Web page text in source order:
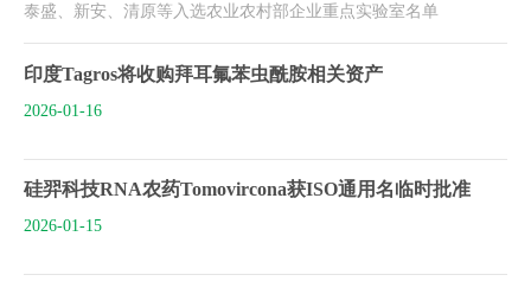
泰盛、新安、清原等入选农业农村部企业重点实验室名单
印度Tagros将收购拜耳氟苯虫酰胺相关资产
2026-01-16
硅羿科技RNA农药Tomovircona获ISO通用名临时批准
2026-01-15